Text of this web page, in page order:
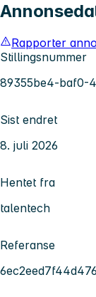
Rapporter
Stillingsnummer
89355be4-baf0-
Sist endret
8. juli 2026
Hentet fra
talentech
Referanse